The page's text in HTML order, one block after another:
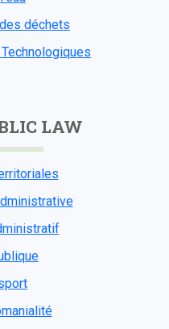
déchets
LAW